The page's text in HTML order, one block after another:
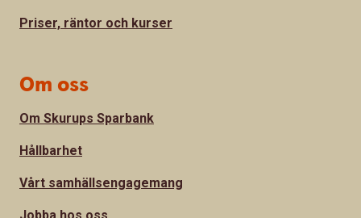
Priser, räntor och kurser
Om oss
Om Skurups Sparbank
Hållbarhet
Vårt samhällsengagemang